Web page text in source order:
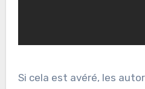
Si cela est avéré, les